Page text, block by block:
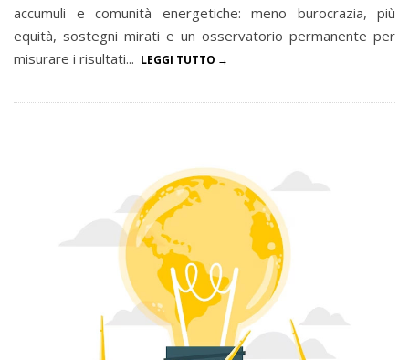
accumuli e comunità energetiche: meno burocrazia, più
equità, sostegni mirati e un osservatorio permanente per
misurare i risultati... LEGGI TUTTO